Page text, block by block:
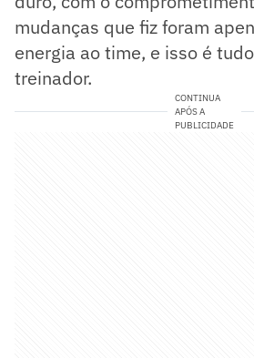
mudanças que fiz foram
energia ao time, e isso é
treinador.
CONTINUA
APÓS A
PUBLICIDADE